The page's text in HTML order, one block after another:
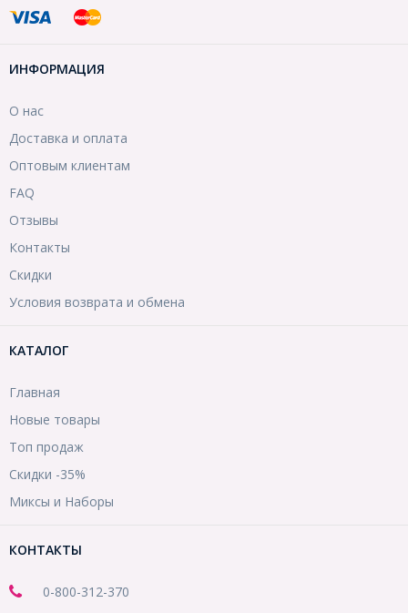
ИНФОРМАЦИЯ
О нас
Доставка и оплата
Оптовым клиентам
FAQ
Отзывы
Контакты
Скидки
Условия возврата и обмена
КАТАЛОГ
Главная
Новые товары
Топ продаж
Скидки -35%
Миксы и Наборы
КОНТАКТЫ
0-800-312-370